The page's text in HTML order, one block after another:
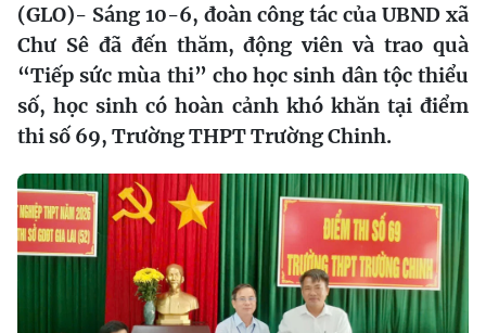
(GLO)- Sáng 10-6, đoàn công tác của UBND xã
Chư Sê đã đến thăm, động viên và trao quà
“Tiếp sức mùa thi” cho học sinh dân tộc thiểu
số, học sinh có hoàn cảnh khó khăn tại điểm
thi số 69, Trường THPT Trường Chinh.